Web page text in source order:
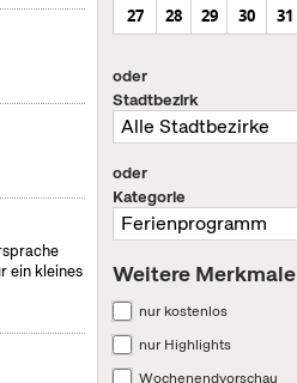
ein kleines
27
28 29 30 31
oder
Stadtbezirk
oder
Kategorie
Weitere Merkmale
nur kostenlos
nur Highlights
Wochenendvorschau